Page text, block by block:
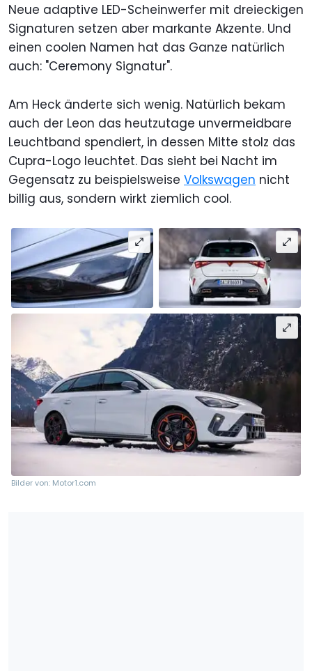
Neue adaptive LED-Scheinwerfer mit dreieckigen
Signaturen setzen aber markante Akzente. Und
einen coolen Namen hat das Ganze natürlich
auch: "Ceremony Signatur".
Am Heck änderte sich wenig. Natürlich bekam
auch der Leon das heutzutage unvermeidbare
Leuchtband spendiert, in dessen Mitte stolz das
Cupra-Logo leuchtet. Das sieht bei Nacht im
Gegensatz zu beispielsweise Volkswagen nicht
billig aus, sondern wirkt ziemlich cool.
Bilder von: Motor1.com